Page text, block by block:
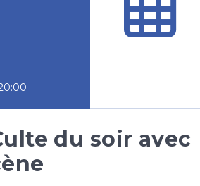
du soir avec